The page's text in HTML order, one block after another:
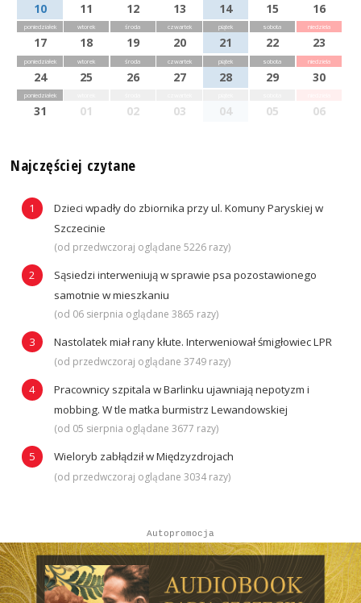
10 11 12 13 14 15 16
poniedziałek
17
wtorek
18
środa
19
czwartek
20
piątek
21
sobota
22
niedziela
23
poniedziałek
24
wtorek
25
środa
26
czwartek
27
piątek
28
sobota
29
niedziela
30
poniedziałek
31 01 02 03 04 05 06
Najczęściej czytane
Dzieci wpadły do zbiornika przy ul. Komuny Paryskiej w
Szczecinie
(od przedwczoraj oglądane 5226 razy)
Sąsiedzi interweniują w sprawie psa pozostawionego
samotnie w mieszkaniu
(od 06 sierpnia oglądane 3865 razy)
Nastolatek miał rany kłute. Interweniował śmigłowiec LPR
(od przedwczoraj oglądane 3749 razy)
Pracownicy szpitala w Barlinku ujawniają nepotyzm i
mobbing. W tle matka burmistrz Lewandowskiej
(od 05 sierpnia oglądane 3677 razy)
Wieloryb zabłądził w Międzyzdrojach
(od przedwczoraj oglądane 3034 razy)
Autopromocja